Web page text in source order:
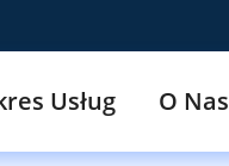
Usług O Nas